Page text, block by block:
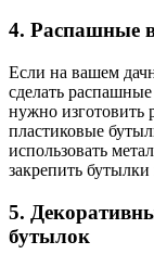
4. Распашные
Если на вашем
сделать
нужно изготовить
пластиковые
использовать
закрепить
5.
бутылок